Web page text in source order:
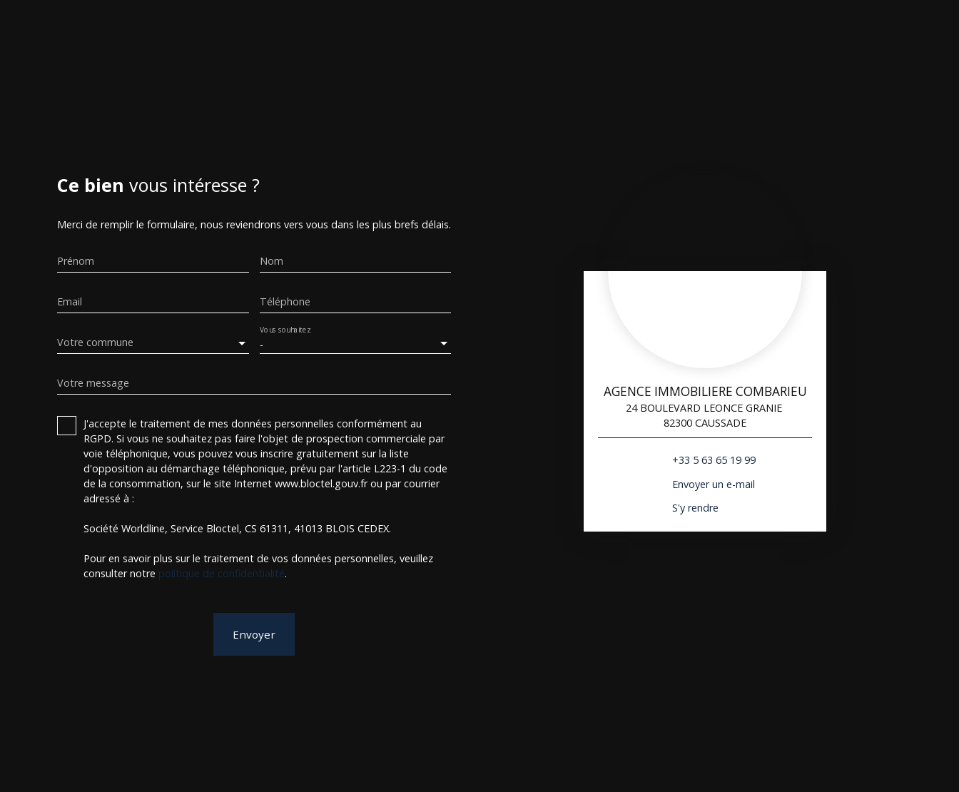
Ce bien vous intéresse ?
Merci de remplir le formulaire, nous reviendrons vers vous dans les plus brefs délais.
Prénom Nom
Email Téléphone
Votre commune -
Vous souhaitez
Votre message
J'accepte le traitement de mes données personnelles conformément au
RGPD. Si vous ne souhaitez pas faire l'objet de prospection commerciale par
voie téléphonique, vous pouvez vous inscrire gratuitement sur la liste
d'opposition au démarchage téléphonique, prévu par l'article L223-1 du code
de la consommation, sur le site Internet www.bloctel.gouv.fr ou par courrier
adressé à :
Société Worldline, Service Bloctel, CS 61311, 41013 BLOIS CEDEX.
Pour en savoir plus sur le traitement de vos données personnelles, veuillez
consulter notre politique de confidentialité.
Envoyer
AGENCE IMMOBILIERE COMBARIEU
24 BOULEVARD LEONCE GRANIE
82300 CAUSSADE
+33 5 63 65 19 99
Envoyer un e-mail
S'y rendre